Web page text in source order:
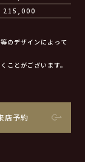
215,000
のデザインによって
ことがございます。
店予約